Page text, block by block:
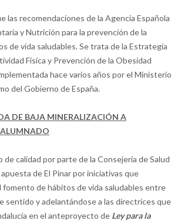
las recomendaciones de la Agencia Española
y Nutrición para la prevención de la
de vida saludables. Se trata de la Estrategia
Física y Prevención de la Obesidad
hace varios años por el Ministerio
del Gobierno de España.
DE BAJA MINERALIZACIÓN A
calidad por parte de la Consejería de Salud
de El Pinar por iniciativas que
fomento de hábitos de vida saludables entre
sentido y adelantándose a las directrices que
en el anteproyecto de Ley para la